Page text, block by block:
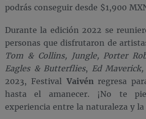
podrás conseguir desde $1,900
Durante la edición 2022 se
personas que disfrutaron de
Tom & Collins, Jungle, Porter
Eagles & Butterflies, Ed Maverick,
2023, Festival Vaivén regresa
hasta el amanecer. ¡No te
experiencia entre la naturaleza y